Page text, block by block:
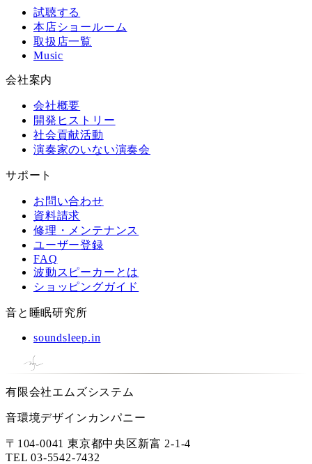
試聴する
本店ショールーム
取扱店一覧
Music
会社案内
会社概要
開発ヒストリー
社会貢献活動
演奏家のいない演奏会
サポート
お問い合わせ
資料請求
修理・メンテナンス
ユーザー登録
FAQ
波動スピーカーとは
ショッピングガイド
音と睡眠研究所
soundsleep.in
有限会社エムズシステム
音環境デザインカンパニー
〒104-0041 東京都中央区新富 2-1-4
TEL03-5542-7432